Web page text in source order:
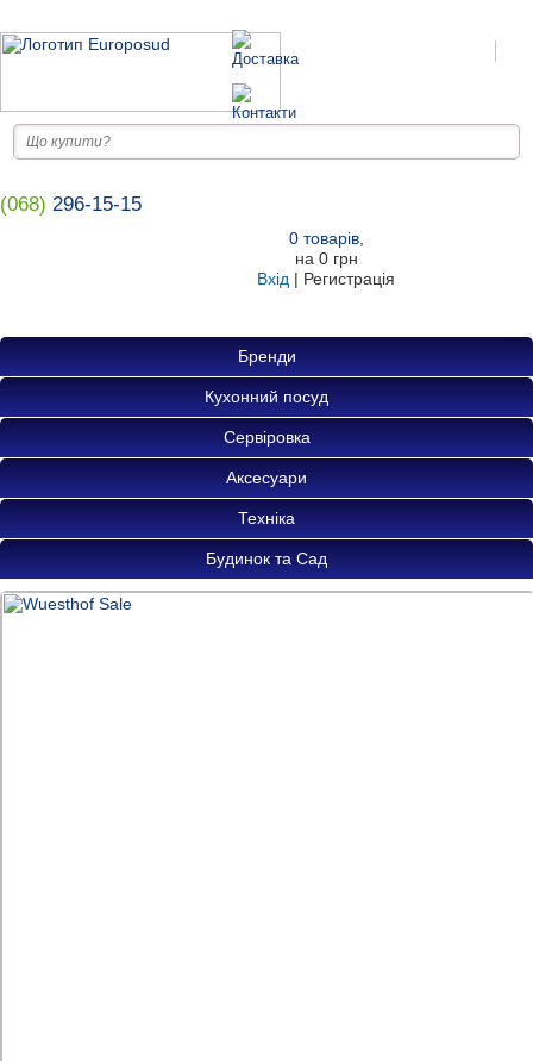
(068) 296-15-15
0товарів,
на 0 грн
Вхід | Регистрація
Бренди
Кухонний посуд
Сервіровка
Аксесуари
Техніка
Будинок та Сад